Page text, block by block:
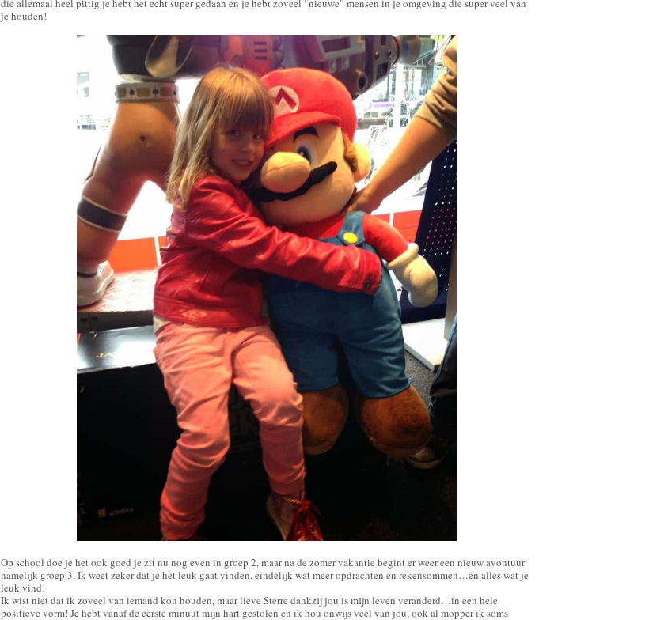
je houden!
Op school doe je het ook goed je zit nu nog even in groep 2, maar na de zomer vakantie begint er weer een nieuw avontuur
namelijk groep 3. Ik weet zeker dat je het leuk gaat vinden, eindelijk wat meer opdrachten en rekensommen…en alles wat je
leuk vind!
Ik wist niet dat ik zoveel van iemand kon houden, maar lieve Sterre dankzij jou is mijn leven veranderd…in een hele
positieve vorm! Je hebt vanaf de eerste minuut mijn hart gestolen en ik hou onwijs veel van jou, ook al mopper ik soms